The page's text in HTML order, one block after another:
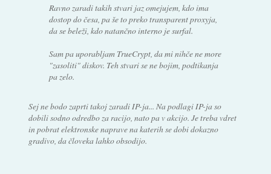
Ravno zaradi takih stvari jaz omejujem, kdo ima
dostop do česa, pa še to preko transparent proxyja,
da se beleži, kdo natančno interno je surfal.
Sam pa uporabljam TrueCrypt, da mi nihče ne more
"zasoliti" diskov. Teh stvari se ne bojim, podtikanja
pa zelo.
Sej ne bodo zaprti takoj zaradi IP-ja... Na podlagi IP-ja so
dobili sodno odredbo za racijo, nato pa v akcijo. Je treba vdret
in pobrat elektronske naprave na katerih se dobi dokazno
gradivo, da človeka lahko obsodijo.